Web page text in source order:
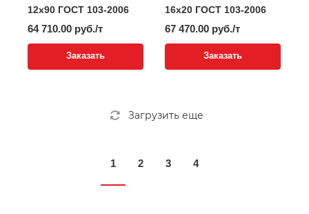
12x90 ГОСТ 103-2006
64 710.00 руб./т
Заказать
16x20 ГОСТ 103-2006
67 470.00 руб./т
Заказать
Загрузить еще
1 2 3 4